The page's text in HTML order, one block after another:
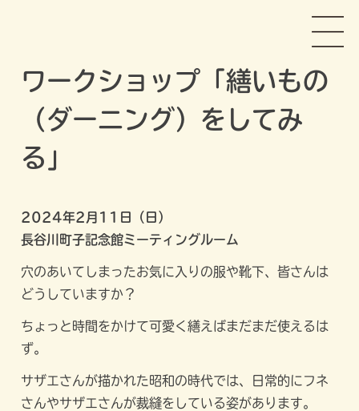
ワークショップ「繕いもの
（ダーニング）をしてみ
る」
2024年2月11日（日）
長谷川町子記念館ミーティングルーム
穴のあいてしまったお気に入りの服や靴下、皆さんは
どうしていますか？
ちょっと時間をかけて可愛く繕えばまだまだ使えるは
ず。
サザエさんが描かれた昭和の時代では、日常的にフネ
さんやサザエさんが裁縫をしている姿があります。